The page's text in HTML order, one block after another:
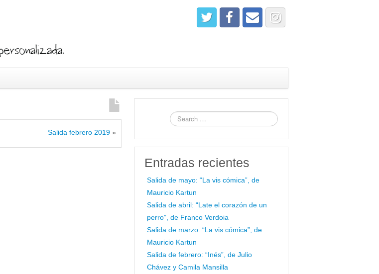
Salida febrero 2019»
Entradas recientes
Salida de mayo: “La vis cómica”, de
Mauricio Kartun
Salida de abril: “Late el corazón de un
perro”, de Franco Verdoia
Salida de marzo: “La vis cómica”, de
Mauricio Kartun
Salida de febrero: “Inés”, de Julio
Chávez y Camila Mansilla